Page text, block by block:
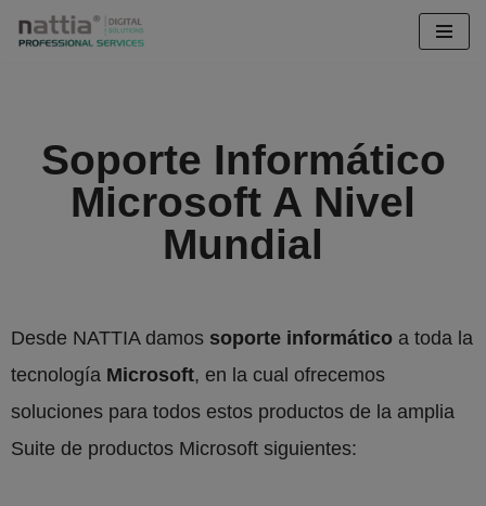
Soporte Informático
Microsoft A Nivel
Mundial
Desde NATTIA damos soporte informático a toda la
tecnología Microsoft, en la cual ofrecemos
soluciones para todos estos productos de la amplia
Suite de productos Microsoft siguientes: